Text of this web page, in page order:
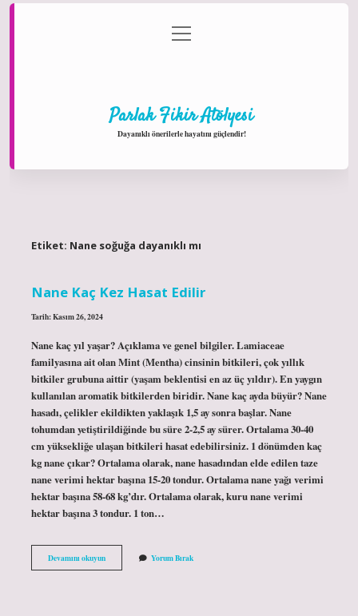
Gizlilik Politikası
menüyü
aç
Parlak Fikir Atölyesi
Dayanıklı önerilerle hayatını güçlendir!
Etiket: Nane soğuğa dayanıklı mı
Nane Kaç Kez Hasat Edilir
Tarih: Kasım 26, 2024
Nane kaç yıl yaşar? Açıklama ve genel bilgiler. Lamiaceae
familyasına ait olan Mint (Mentha) cinsinin bitkileri, çok yıllık
bitkiler grubuna aittir (yaşam beklentisi en az üç yıldır). En yaygın
kullanılan aromatik bitkilerden biridir. Nane kaç ayda büyür? Nane
hasadı, çelikler ekildikten yaklaşık 1,5 ay sonra başlar. Nane
tohumdan yetiştirildiğinde bu süre 2-2,5 ay sürer. Ortalama 30-40
cm yüksekliğe ulaşan bitkileri hasat edebilirsiniz. 1 dönümden kaç
kg nane çıkar? Ortalama olarak, nane hasadından elde edilen taze
nane verimi hektar başına 15-20 tondur. Ortalama nane yağı verimi
hektar başına 58-68 kg’dır. Ortalama olarak, kuru nane verimi
hektar başına 3 tondur. 1 ton…
Devamını okuyunNane
Kaç
Yorum Bırak